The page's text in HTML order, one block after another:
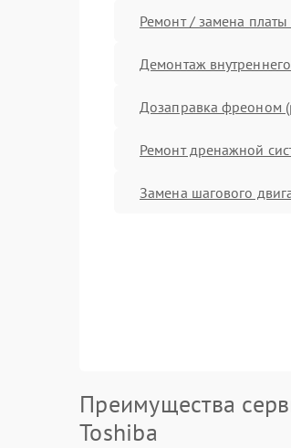
Ремонт / замена
Демонтаж
Дозаправка фреоном
Ремонт дренажной
Замена шагового
Преимущества
Toshiba